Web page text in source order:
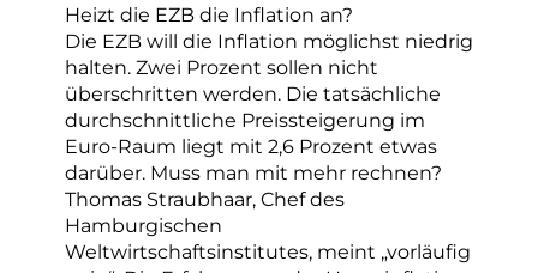
Heizt die EZB die Inflation an?
Die EZB will die Inflation möglichst niedrig
halten. Zwei Prozent sollen nicht
überschritten werden. Die tatsächliche
durchschnittliche Preissteigerung im
Euro-Raum liegt mit 2,6 Prozent etwas
darüber. Muss man mit mehr rechnen?
Thomas Straubhaar, Chef des
Hamburgischen
Weltwirtschaftsinstitutes, meint „vorläufig